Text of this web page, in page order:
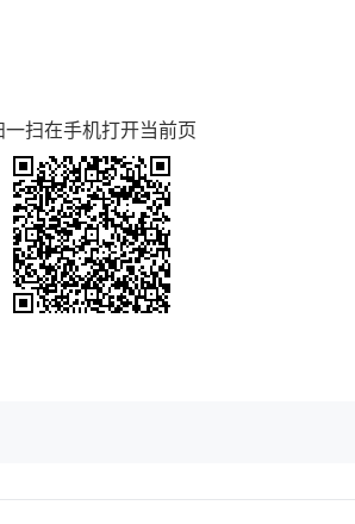
一扫在手机打开当前页